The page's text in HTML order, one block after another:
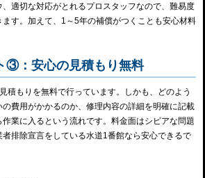
適切な対応がとれるプロスタッフなので、難易度
す。加えて、1～5年の補償がつくことも安心材料
③：安心の見積もり無料
積もりを無料で行っています。しかも、どのよう
費用がかかるのか、修理内容の詳細を明確に記載
業に入るという流れです。料金面はシビアな問題
排除宣言をしている水道1番館なら安心できるで